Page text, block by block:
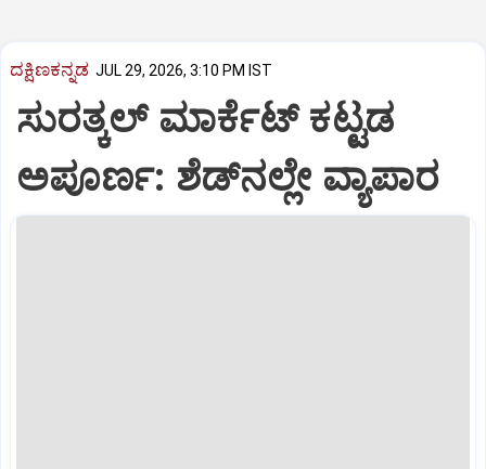
ದಕ್ಷಿಣಕನ್ನಡ JUL 29, 2026, 3:10 PM IST
ಸುರತ್ಕಲ್‌ ಮಾರ್ಕೆಟ್‌ ಕಟ್ಟಡ
ಅಪೂರ್ಣ: ಶೆಡ್‌ನ‌ಲ್ಲೇ ವ್ಯಾಪಾರ